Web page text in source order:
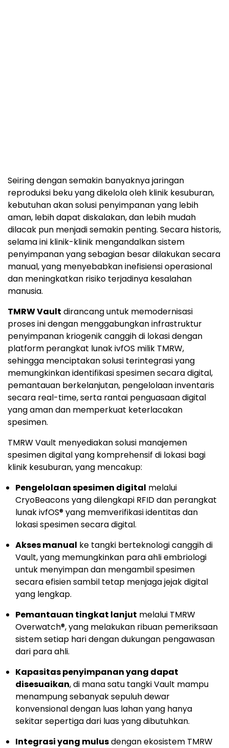
Seiring dengan semakin banyaknya jaringan
reproduksi beku yang dikelola oleh klinik kesuburan,
kebutuhan akan solusi penyimpanan yang lebih
aman, lebih dapat diskalakan, dan lebih mudah
dilacak pun menjadi semakin penting. Secara historis,
selama ini klinik-klinik mengandalkan sistem
penyimpanan yang sebagian besar dilakukan secara
manual, yang menyebabkan inefisiensi operasional
manusia.
TMRW Vaultdirancang untuk memodernisasi
proses ini dengan menggabungkan infrastruktur
penyimpanan kriogenik canggih di lokasi dengan
platform perangkat lunak ivfOS milik TMRW,
sehingga menciptakan solusi terintegrasi yang
memungkinkan identifikasi spesimen secara digital,
pemantauan berkelanjutan, pengelolaan inventaris
secara real-time, serta rantai penguasaan digital
yang aman dan memperkuat keterlacakan
spesimen.
TMRW Vault menyediakan solusi manajemen
spesimen digital yang komprehensif di lokasi bagi
klinik kesuburan, yang mencakup:
Pengelolaan spesimen digitalmelalui
CryoBeacons yang dilengkapi RFID dan perangkat
lunak ivfOS® yang memverifikasi identitas dan
lokasi spesimen secara digital.
Akses manualke tangki berteknologi canggih di
Vault, yang memungkinkan para ahli embriologi
untuk menyimpan dan mengambil spesimen
secara efisien sambil tetap menjaga jejak digital
yang lengkap.
Pemantauan tingkat lanjutmelalui TMRW
Overwatch®, yang melakukan ribuan pemeriksaan
sistem setiap hari dengan dukungan pengawasan
dari para ahli.
Kapasitas penyimpanan yang dapat
disesuaikan , di mana satu tangki Vault mampu
menampung sebanyak sepuluh dewar
konvensional dengan luas lahan yang hanya
sekitar sepertiga dari luas yang dibutuhkan.